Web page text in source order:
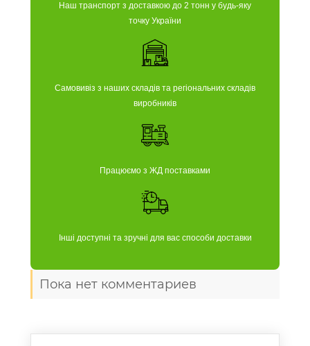
Наш транспорт з доставкою до 2 тонн у будь-яку
точку України
Самовивіз з наших складів та регіональних складів
виробників
Працюємо з ЖД поставками
Інші доступні та зручні для вас способи доставки
Пока нет комментариев